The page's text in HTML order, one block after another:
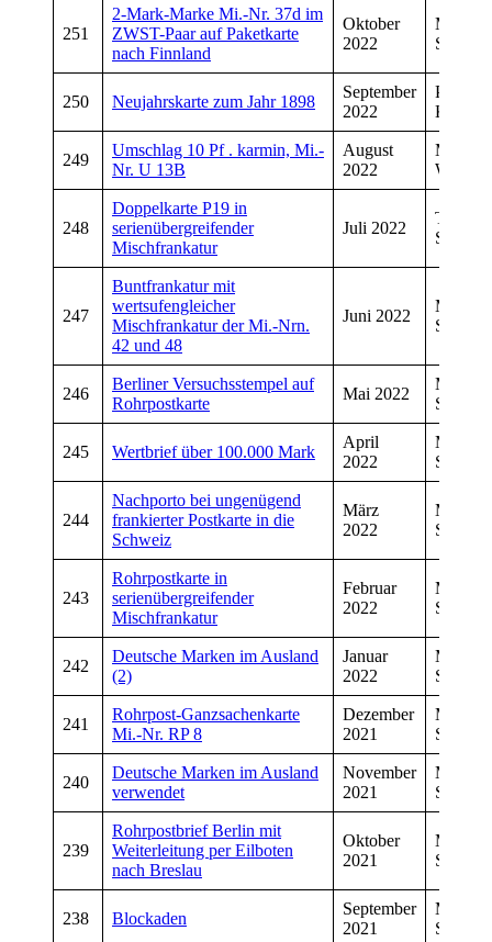
251
2-Mark-Marke Mi.-Nr. 37d im
ZWST-Paar auf Paketkarte
nach Finnland
Oktober
2022
250 Neujahrskarte zum Jahr 1898
September
2022
Peter
249
Umschlag 10 Pf . karmin, Mi.-
Nr. U 13B
August
2022
248
Doppelkarte P19 in
serienübergreifender
Mischfrankatur
Juli 2022
Torsten
247
Buntfrankatur mit
wertsufengleicher
Mischfrankatur der Mi.-Nrn.
42 und 48
Juni 2022
246
Berliner Versuchsstempel auf
Rohrpostkarte
Mai 2022
Schmitt
245 Wertbrief über 100.000 Mark
April
2022
244
Nachporto bei ungenügend
frankierter Postkarte in die
Schweiz
März
2022
Schmitt
243
Rohrpostkarte in
serienübergreifender
Mischfrankatur
Februar
2022
242
Deutsche Marken im Ausland
(2)
Januar
2022
Schmitt
241
Rohrpost-Ganzsachenkarte
Mi.-Nr. RP 8
Dezember
2021
240
Deutsche Marken im Ausland
verwendet
November
2021
Schmitt
239
Rohrpostbrief Berlin mit
Weiterleitung per Eilboten
nach Breslau
Oktober
2021
238 Blockaden
September
2021
Schmitt